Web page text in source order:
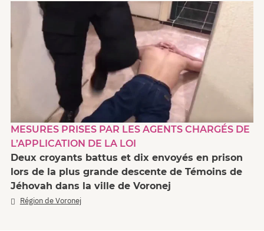
MESURES PRISES PAR LES AGENTS CHARGÉS DE
L’APPLICATION DE LA LOI
Deux croyants battus et dix envoyés en prison
lors de la plus grande descente de Témoins de
Jéhovah dans la ville de Voronej
Région de Voronej